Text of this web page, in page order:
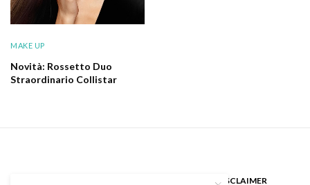
MAKE UP
Novità: Rossetto Duo
Straordinario Collistar
DISCLAIMER